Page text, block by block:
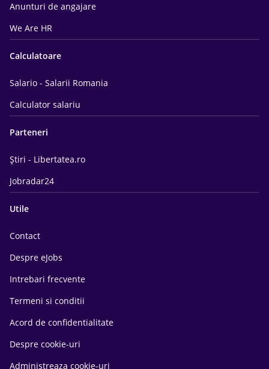
Anunturi de angajare
We Are HR
Calculatoare
Salario - Salarii Romania
Calculator salariu
Parteneri
Știri - Libertatea.ro
Jobradar24
Utile
Contact
Despre eJobs
Intrebari frecvente
Termeni si conditii
Acord de confidentialitate
Despre cookie-uri
Administreaza cookie-uri